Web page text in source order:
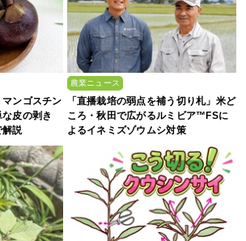
ンゴスチン
皮の剥き
解説
農業ニュース
「直播栽培の弱点を補う切り札」米ど
ころ・秋田で広がるルミビア™FSに
よるイネミズゾウムシ対策